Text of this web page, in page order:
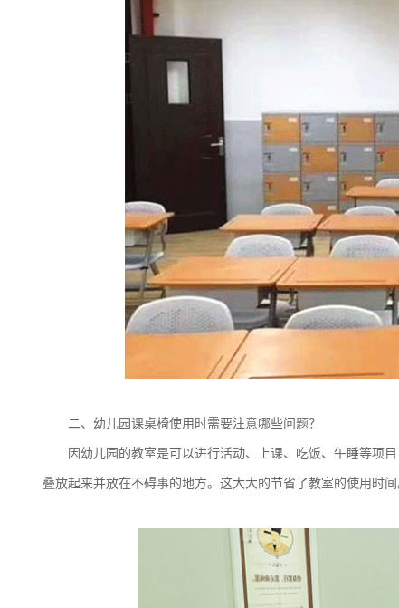
二、幼儿园课桌椅使用时需要注意哪些问题？
因幼儿园的教室是可以进行活动、上课、吃饭、午睡等项
叠放起来并放在不碍事的地方。这大大的节省了教室的使用时间